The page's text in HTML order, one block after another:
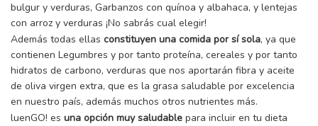
bulgur y verduras, Garbanzos con quínoa y albahaca, y lentejas
con arroz y verduras ¡No sabrás cual elegir!
Además todas ellas constituyen una comida por sí sola, ya que
contienen Legumbres y por tanto proteína, cereales y por tanto
hidratos de carbono, verduras que nos aportarán fibra y aceite
de oliva virgen extra, que es la grasa saludable por excelencia
en nuestro país, además muchos otros nutrientes más.
luenGO! es una opción muy saludable para incluir en tu dieta